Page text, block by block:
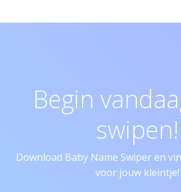
Begin
swipen!
Download Baby Name Swiper en
voor jouw kleintje!